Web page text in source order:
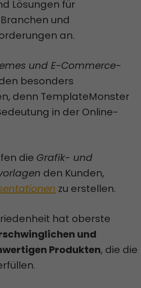
Lösungen für
und
an.
und E-Commerce-
besonders
denn TemplateMonster
in der Online-
die Grafik- und
den Kunden,
zu erstellen.
hat oberste
und
Produkten, die die